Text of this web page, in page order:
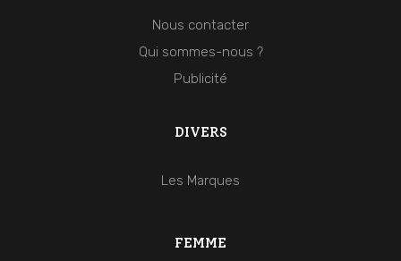
FEMME
Nous contacter
Qui sommes-nous ?
Publicité
DIVERS
Les Marques